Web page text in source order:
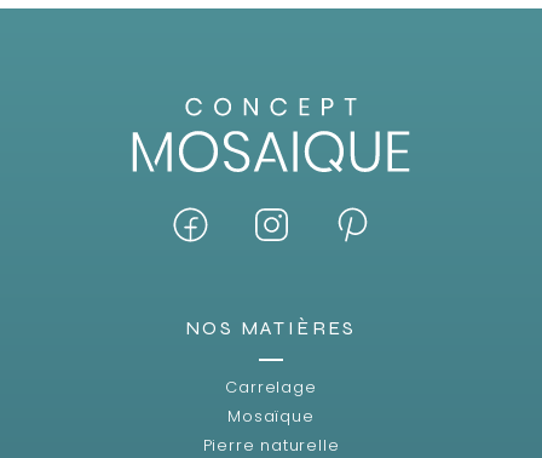
NOS MATIÈRES
Carrelage
Mosaïque
Pierre naturelle